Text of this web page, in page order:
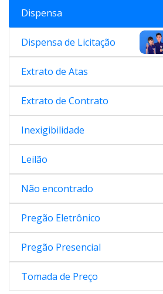
Dispensa
Dispensa de Licitação
Extrato de Atas
Extrato de Contrato
Inexigibilidade
Leilão
Não encontrado
Pregão Eletrônico
Pregão Presencial
Tomada de Preço